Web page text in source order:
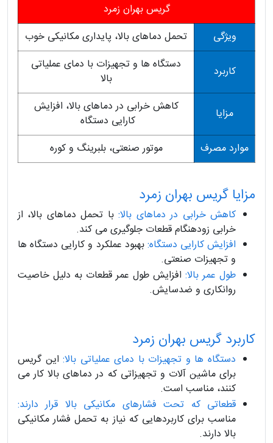
گریس بهران زمرد
ویژگی
تحمل دماهای بالا، پایداری مکانیکی خوب
کاربرد
دستگاه ها و تجهیزات با دمای عملیاتی
بالا
مزایا
کاهش خرابی در دماهای بالا، افزایش
کارایی دستگاه
موارد مصرف
موتور صنعتی، بلبرینگ و کوره
مزایا گریس بهران زمرد
کاهش خرابی در دماهای بالا:با تحمل دماهای بالا، از
خرابی زودهنگام قطعات جلوگیری می کند.
افزایش کارایی دستگاه:بهبود عملکرد و کارایی دستگاه ها
و تجهیزات صنعتی.
طول عمر بالا: افزایش طول عمر قطعات به دلیل خاصیت
روانکاری و ضدسایش.
کاربرد گریس بهران زمرد
دستگاه ها و تجهیزات با دمای عملیاتی بالا:این گریس
برای ماشین آلات و تجهیزاتی که در دماهای بالا کار می
کنند، مناسب است.
قطعاتی که تحت فشارهای مکانیکی بالا قرار دارند:
مناسب برای کاربردهایی که نیاز به تحمل فشار مکانیکی
بالا دارند.